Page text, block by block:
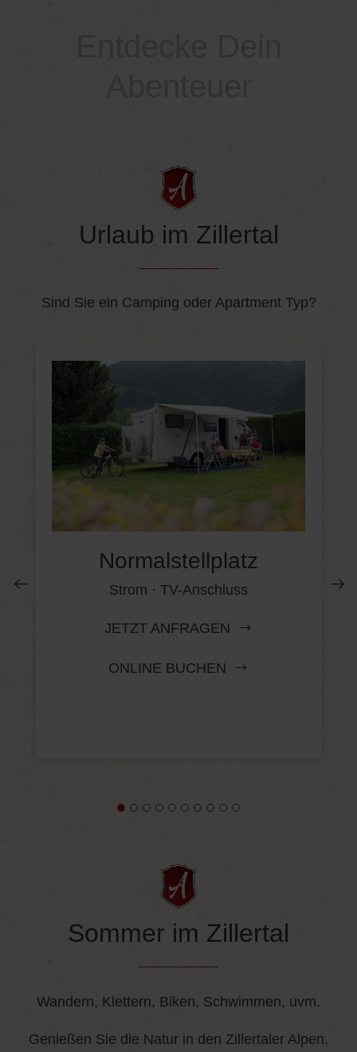
Urlaub im Zillertal
Sind Sie ein Camping oder Apartment Typ?
Normalstellplatz
Strom · TV-Anschluss
JETZT ANFRAGEN
ONLINE BUCHEN
Sommer im Zillertal
Wandern, Klettern, Biken, Schwimmen, uvm.
Genießen Sie die Natur in den Zillertaler Alpen.